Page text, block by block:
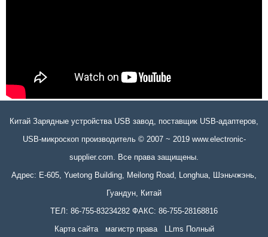
Китай Зарядные устройства USB завод, поставщик USB-адаптеров,
USB-микроскоп производитель © 2007 ~ 2019 www.electronic-
supplier.com. Все права защищены.
Адрес: E-605, Yuetong Building, Meilong Road, Longhua, Шэньчжэнь,
Гуандун, Китай
ТЕЛ: 86-755-83234282 ФАКС: 86-755-28168816
Карта сайта
магистр права LLms Полный